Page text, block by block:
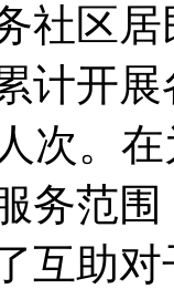
社区
计开
次。
务范
互助